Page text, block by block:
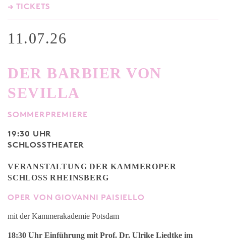
→ TICKETS
11.07.26
DER BARBIER VON
SEVILLA
SOMMERPREMIERE
19:30 UHR
SCHLOSSTHEATER
VERANSTALTUNG DER KAMMEROPER
SCHLOSS RHEINSBERG
OPER VON GIOVANNI PAISIELLO
mit der Kammerakademie Potsdam
18:30 Uhr Einführung mit Prof. Dr. Ulrike Liedtke im